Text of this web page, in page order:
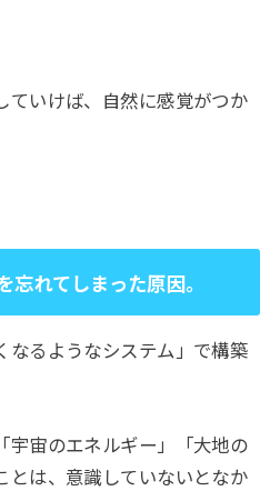
ていけば、自然に感覚がつか
れてしまった原因。
なるようなシステム」で構築
宇宙のエネルギー」「大地の
とは、意識していないとなか